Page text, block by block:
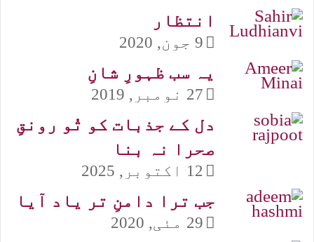
انتظار
9 جون, 2020
یہ سب ظہورِ شانِ
27 نومبر, 2019
دل کے جذبات کو تُو رونقِ
صحرا نہ بنا
12 اکتوبر, 2025
جب ترا دامنِ تر یاد آیا
29 مئی, 2020